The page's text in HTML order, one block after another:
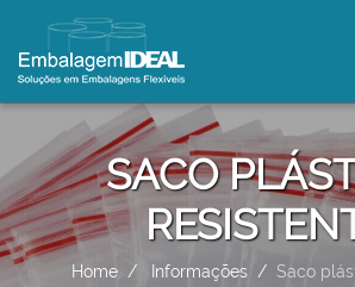
SACO
Home Informações Saco